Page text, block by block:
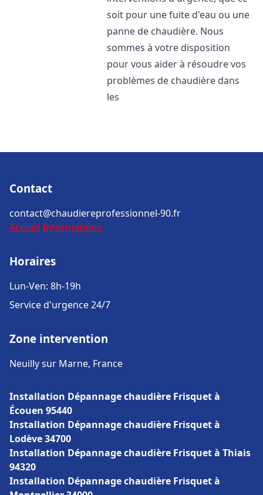
soit pour une fuite d'eau ou une
panne de chaudière. Nous
sommes à votre disposition
pour vous aider à résoudre vos
problèmes de chaudière dans
les
Contact
contact@chaudiereprofessionnel-90.fr
Accueil Informations
Horaires
Lun-Ven: 8h-19h
Service d'urgence 24/7
Zone intervention
Neuilly sur Marne, France
Installation Dépannage chaudière Frisquet à
Écouen 95440
Installation Dépannage chaudière Frisquet à
Lodève 34700
Installation Dépannage chaudière Frisquet à Thiais
94320
Installation Dépannage chaudière Frisquet à